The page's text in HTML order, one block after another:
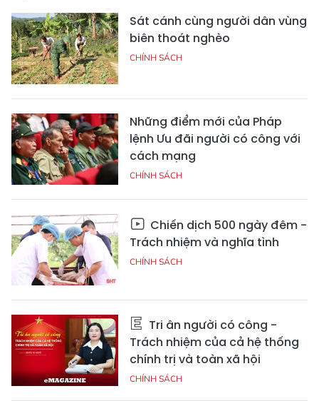
Sát cánh cùng người dân vùng
biên thoát nghèo
CHÍNH SÁCH
Những điểm mới của Pháp
lệnh Ưu đãi người có công với
cách mạng
CHÍNH SÁCH
Chiến dịch 500 ngày đêm -
Trách nhiệm và nghĩa tình
CHÍNH SÁCH
Tri ân người có công -
Trách nhiệm của cả hệ thống
chính trị và toàn xã hội
CHÍNH SÁCH